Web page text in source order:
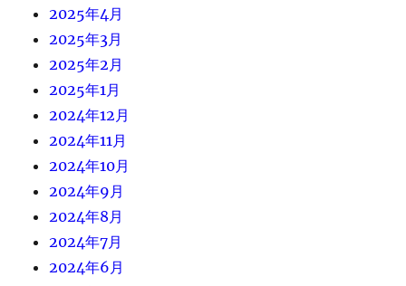
2025年4月
2025年3月
2025年2月
2025年1月
2024年12月
2024年11月
2024年10月
2024年9月
2024年8月
2024年7月
2024年6月